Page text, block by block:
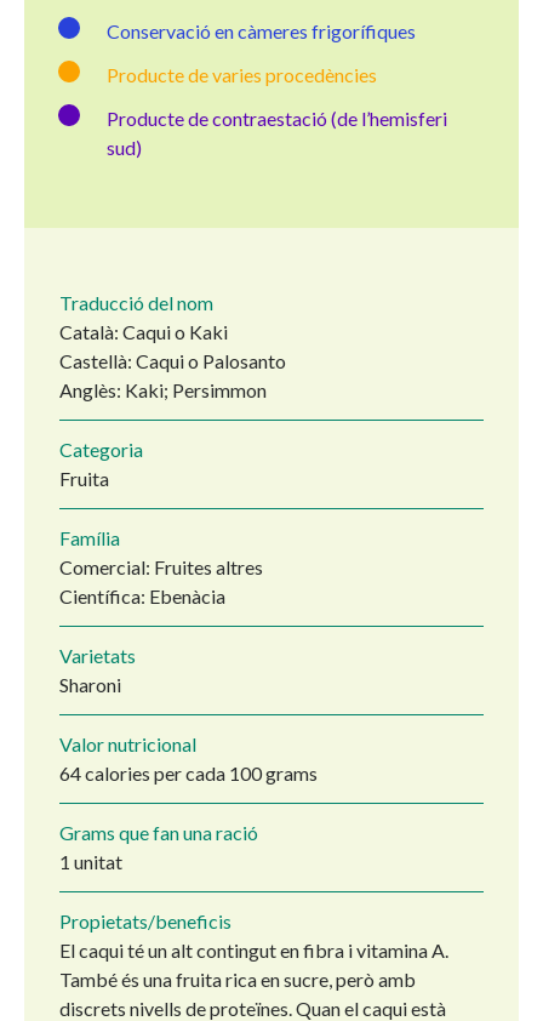
Conservació en càmeres frigorífiques
Producte de varies procedències
Producte de contraestació (de l’hemisferi
sud)
Traducció del nom
Català: Caqui o Kaki
Castellà: Caqui o Palosanto
Anglès: Kaki; Persimmon
Categoria
Fruita
Família
Comercial: Fruites altres
Científica: Ebenàcia
Varietats
Sharoni
Valor nutricional
64 calories per cada 100 grams
Grams que fan una ració
1 unitat
Propietats/beneficis
El caqui té un alt contingut en fibra i vitamina A.
També és una fruita rica en sucre, però amb
discrets nivells de proteïnes. Quan el caqui està